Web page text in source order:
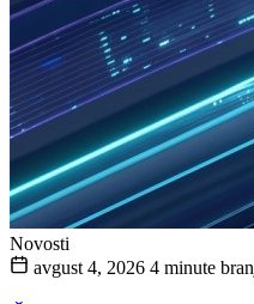
Novosti
avgust 4, 2026 4 minute